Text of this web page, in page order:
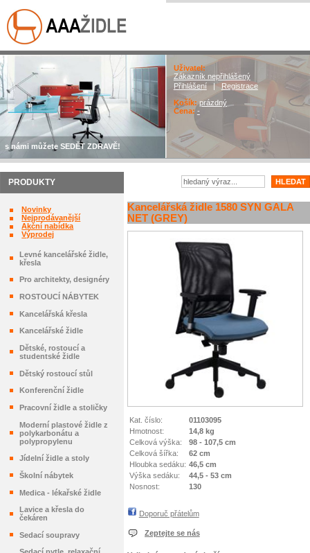
s námi můžete SEDĚT ZDRAVĚ!
Uživatel:
Zákazník nepřihlášený
Přihlášení| Registrace
Košík: prázdný
Cena: -
PRODUKTY
Novinky
Nejprodávanější
Akční nabídka
Výprodej
Levné kancelářské židle,
křesla
Pro architekty, designéry
ROSTOUCÍ NÁBYTEK
Kancelářská křesla
Kancelářské židle
Dětské, rostoucí a
studentské židle
Dětský rostoucí stůl
Konferenční židle
Pracovní židle a stoličky
Moderní plastové židle z
polykarbonátu a
polypropylenu
Jídelní židle a stoly
Školní nábytek
Medica - lékařské židle
Lavice a křesla do
čekáren
Sedací soupravy
Kancelářská židle 1580 SYN GALA
NET (GREY)
Kat. číslo:
01103095
Hmotnost:
14,8 kg
Celková výška:
98 - 107,5 cm
Celková šířka:
62 cm
Hloubka sedáku: 46,5 cm
Výška sedáku:
44,5 - 53 cm
Nosnost:
130
Doporuč přátelům
Zeptejte se nás